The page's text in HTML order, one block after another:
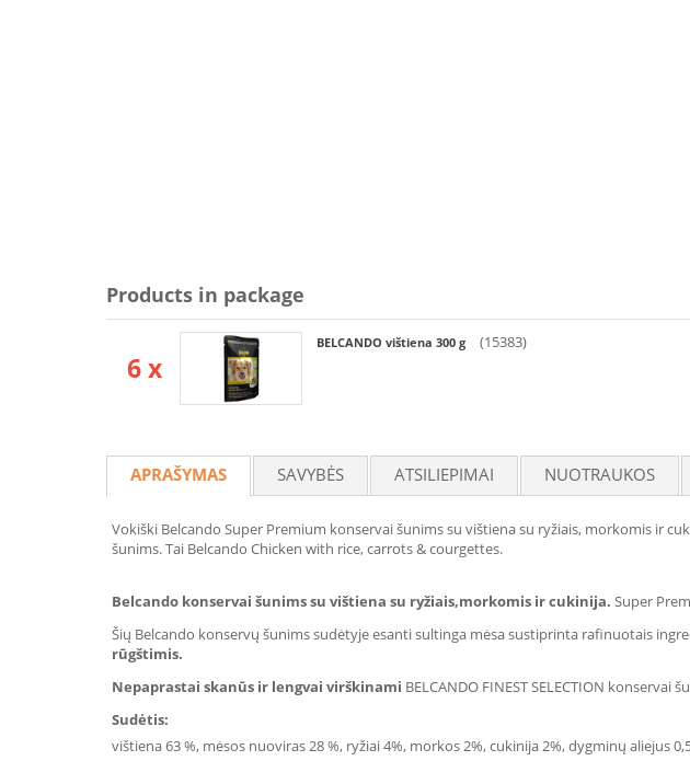
Products in package
6 x
BELCANDO vištiena 300 g (15383)
APRAŠYMAS SAVYBĖS ATSILIEPIMAI NUOTRAUKOS
Vokiški Belcando Super Premium konservai šunims su vištiena su ryžiais, morkomis ir
šunims. Tai Belcando Chicken with rice, carrots & courgettes.
Belcando konservai šunims su vištiena su ryžiais,morkomis ir cukinija. Super
Šių Belcando konservų šunims sudėtyje esanti sultinga mėsa sustiprinta rafinuotais
rūgštimis.
Nepaprastai skanūs ir lengvai virškinami BELCANDO FINEST SELECTION konservai
Sudėtis:
vištiena 63 %, mėsos nuoviras 28 %, ryžiai 4%, morkos 2%, cukinija 2%, dygminų aliejus